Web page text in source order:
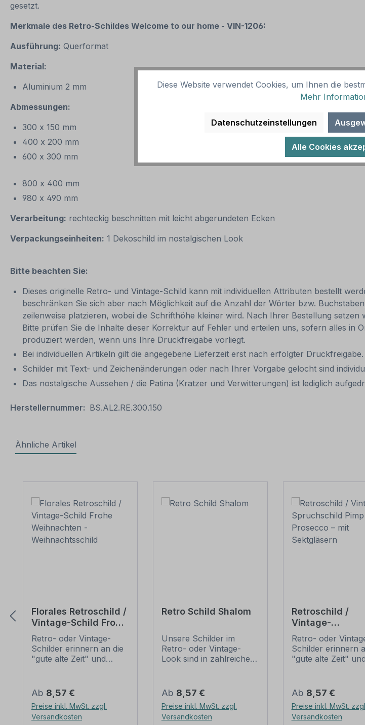
gesetzt.
Merkmale des Retro-Schildes Welcome to our home - VIN-1206:
Ausführung: Querformat
Material:
Aluminium 2 mm
Abmessungen:
300 x 150 mm
400 x 200 mm
600 x 300 mm
800 x 400 mm
980 x 490 mm
Verarbeitung: rechteckig beschnitten mit leicht abgerundeten Ecken
Verpackungseinheiten: 1 Dekoschild im nostalgischen Look
Bitte beachten Sie:
Dieses originelle Retro- und Vintage-Schild kann mit individuellen Attributen bestellt
beschränken Sie sich aber nach Möglichkeit auf die Anzahl der Wörter bzw.
zeilenweise platzieren, wobei die Schrifthöhe kleiner wird. Nach Ihrer Bestellung
Bitte prüfen Sie die Inhalte dieser Korrektur auf Fehler und erteilen uns, sofern alles in
produziert werden, wenn uns Ihre Druckfreigabe vorliegt.
Bei individuellen Artikeln gilt die angegebene Lieferzeit erst nach erfolgter Druckfreigabe.
Schilder mit Text- und Zeichenänderungen oder nach Ihrer Vorgabe gelocht sind
Das nostalgische Aussehen / die Patina (Kratzer und Verwitterungen) ist lediglich
Herstellernummer: BS.AL2.RE.300.150
Ähnliche Artikel
Florales Retroschild /
Vintage-Schild Frohe
Weihnachten -
Weihnachtsschild
Retro- oder Vintage-
Schilder erinnern an die
"gute alte Zeit" und
großer Beliebheit. Sind
diese Schilder im Original
nur schwer und häufig
nur zu horrenden Preise
Regulärer Preis:
Ab 8,57 €
Preise inkl. MwSt. zzgl.
Versandkosten
Retro Schild Shalom
Unsere Schilder im
Retro- oder Vintage-
Look sind in zahlreichen
Textinhalten, die je nach
Artikel individualisiert
werden können. Die
Patina (Kratzer und
Regulärer Preis:
Ab 8,57 €
Preise inkl. MwSt. zzgl.
Versandkosten
Retroschild /
Vintage-
Spruchschild
your Prosecco –
Sektgläsern
Retro- oder
Schilder erinnern
"gute alte Zeit" und
großer Beliebheit.
diese Schilder im
nur schwer und
nur zu horrenden
Regulärer Preis:
Ab 8,57 €
Preise inkl. MwSt.
Versandkosten
Diese Website verwendet Cookies, um Ihnen die
Mehr
Datenschutzeinstellungen
Alle Cookies